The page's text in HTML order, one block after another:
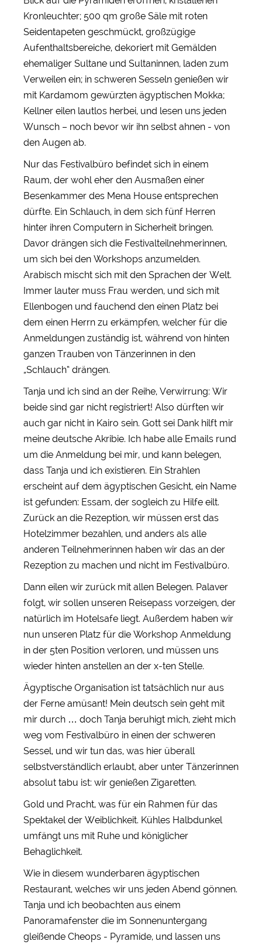
Kronleuchter; 500 qm große Säle mit roten
Seidentapeten geschmückt, großzügige
Aufenthaltsbereiche, dekoriert mit Gemälden
ehemaliger Sultane und Sultaninnen, laden zum
Verweilen ein; in schweren Sesseln genießen wir
mit Kardamom gewürzten ägyptischen Mokka;
Kellner eilen lautlos herbei, und lesen uns jeden
Wunsch – noch bevor wir ihn selbst ahnen - von
den Augen ab.
Nur das Festivalbüro befindet sich in einem
Raum, der wohl eher den Ausmaßen einer
Besenkammer des Mena House entsprechen
dürfte. Ein Schlauch, in dem sich fünf Herren
hinter ihren Computern in Sicherheit bringen.
Davor drängen sich die Festivalteilnehmerinnen,
um sich bei den Workshops anzumelden.
Arabisch mischt sich mit den Sprachen der Welt.
Immer lauter muss Frau werden, und sich mit
Ellenbogen und fauchend den einen Platz bei
dem einen Herrn zu erkämpfen, welcher für die
Anmeldungen zuständig ist, während von hinten
ganzen Trauben von Tänzerinnen in den
„Schlauch“ drängen.
Tanja und ich sind an der Reihe, Verwirrung: Wir
beide sind gar nicht registriert! Also dürften wir
auch gar nicht in Kairo sein. Gott sei Dank hilft mir
meine deutsche Akribie. Ich habe alle Emails rund
um die Anmeldung bei mir, und kann belegen,
dass Tanja und ich existieren. Ein Strahlen
erscheint auf dem ägyptischen Gesicht, ein Name
ist gefunden: Essam, der sogleich zu Hilfe eilt.
Zurück an die Rezeption, wir müssen erst das
Hotelzimmer bezahlen, und anders als alle
anderen Teilnehmerinnen haben wir das an der
Rezeption zu machen und nicht im Festivalbüro.
Dann eilen wir zurück mit allen Belegen. Palaver
folgt, wir sollen unseren Reisepass vorzeigen, der
natürlich im Hotelsafe liegt. Außerdem haben wir
nun unseren Platz für die Workshop Anmeldung
in der 5ten Position verloren, und müssen uns
wieder hinten anstellen an der x-ten Stelle.
Ägyptische Organisation ist tatsächlich nur aus
der Ferne amüsant! Mein deutsch sein geht mit
mir durch … doch Tanja beruhigt mich, zieht mich
weg vom Festivalbüro in einen der schweren
Sessel, und wir tun das, was hier überall
selbstverständlich erlaubt, aber unter Tänzerinnen
absolut tabu ist: wir genießen Zigaretten.
Gold und Pracht, was für ein Rahmen für das
Spektakel der Weiblichkeit. Kühles Halbdunkel
umfängt uns mit Ruhe und königlicher
Behaglichkeit.
Wie in diesem wunderbaren ägyptischen
Restaurant, welches wir uns jeden Abend gönnen.
Tanja und ich beobachten aus einem
Panoramafenster die im Sonnenuntergang
gleißende Cheops - Pyramide, und lassen uns